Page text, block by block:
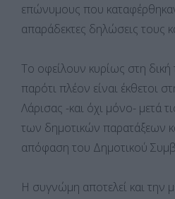
επώνυμους που
απαράδεκτες δηλώσεις τους
Το οφείλουν κυρίως στη
παρότι πλέον είναι έκθετοι
Λάρισας -και όχι μόνο- μετά
των δημοτικών παρατάξεων
απόφαση του Δημοτικού
Η συγνώμη αποτελεί και την